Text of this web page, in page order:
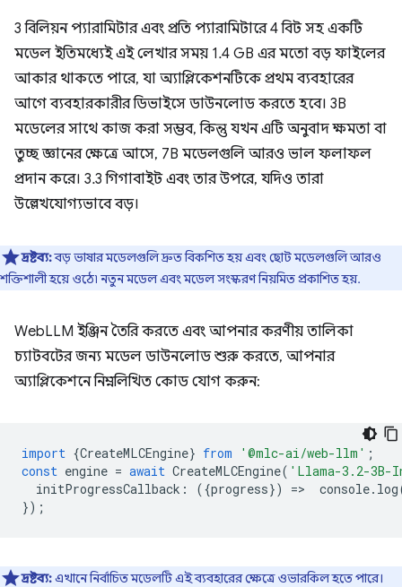
3 বিলিয়ন প্যারামিটার এবং প্রতি প্যারামিটারে 4 বিট সহ একটি
মডেল ইতিমধ্যেই এই লেখার সময় 1.4 GB এর মতো বড় ফাইলের
আকার থাকতে পারে, যা অ্যাপ্লিকেশনটিকে প্রথম ব্যবহারের
আগে ব্যবহারকারীর ডিভাইসে ডাউনলোড করতে হবে। 3B
মডেলের সাথে কাজ করা সম্ভব, কিন্তু যখন এটি অনুবাদ ক্ষমতা বা
তুচ্ছ জ্ঞানের ক্ষেত্রে আসে, 7B মডেলগুলি আরও ভাল ফলাফল
প্রদান করে। 3.3 গিগাবাইট এবং তার উপরে, যদিও তারা
উল্লেখযোগ্যভাবে বড়।
দ্রষ্টব্য:বড় ভাষার মডেলগুলি দ্রুত বিকশিত হয় এবং ছোট মডেলগুলি আরও
শক্তিশালী হয়ে ওঠে৷ নতুন মডেল এবং মডেল সংস্করণ নিয়মিত প্রকাশিত হয়.
WebLLM ইঞ্জিন তৈরি করতে এবং আপনার করণীয় তালিকা
চ্যাটবটের জন্য মডেল ডাউনলোড শুরু করতে, আপনার
অ্যাপ্লিকেশনে নিম্নলিখিত কোড যোগ করুন:
import {CreateMLCEngine} from '@mlc-ai/web-llm' ;
const engine = await CreateMLCEngine( 'Llama-3.2-3B-
initProgressCallback : ({progress}) => console. log
});
দ্রষ্টব্য:এখানে নির্বাচিত মডেলটি এই ব্যবহারের ক্ষেত্রে ওভারকিল হতে পারে।